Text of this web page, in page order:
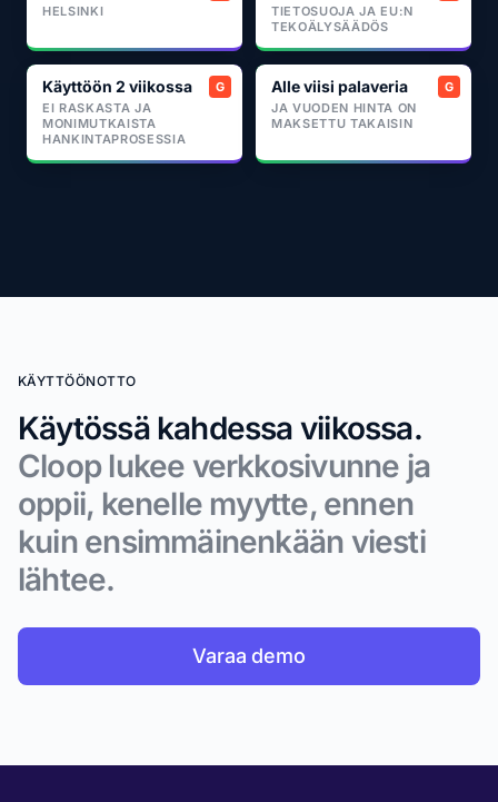
HELSINKI
TIETOSUOJA JA EU:N
TEKOÄLYSÄÄDÖS
Käyttöön 2 viikossa
EI RASKASTA JA
MONIMUTKAISTA
HANKINTAPROSESSIA
Alle viisi palaveria
JA VUODEN HINTA ON
MAKSETTU TAKAISIN
KÄYTTÖÖNOTTO
Käytössä kahdessa viikossa.
Cloop lukee verkkosivunne ja
oppii, kenelle myytte, ennen
kuin ensimmäinenkään viesti
lähtee.
Varaa demo